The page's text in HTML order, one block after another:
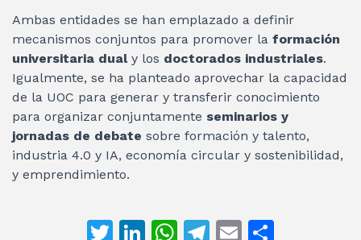
Ambas entidades se han emplazado a definir
mecanismos conjuntos para promover la formación
universitaria dualy los doctorados industriales.
Igualmente, se ha planteado aprovechar la capacidad
de la UOC para generar y transferir conocimiento
para organizar conjuntamente seminarios y
jornadas de debate sobre formación y talento,
industria 4.0 y IA, economía circular y sostenibilidad,
y emprendimiento.
T
Li W T
E